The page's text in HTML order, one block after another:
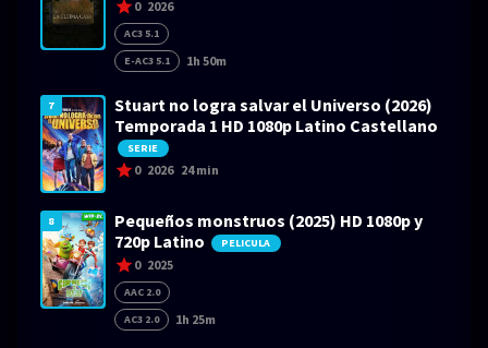
0 2026
AC3 5.1
E-AC3 5.1
1h 50m
7
Stuart no logra salvar el Universo (2026)
Temporada 1 HD 1080p Latino Castellano
SERIE
0 2026 24 min
8
Pequeños monstruos (2025) HD 1080p y
720p Latino
PELICULA
0 2025
AAC 2.0
AC3 2.0
1h 25m